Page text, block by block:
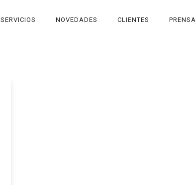
SERVICIOS NOVEDADES CLIENTES PRENSA